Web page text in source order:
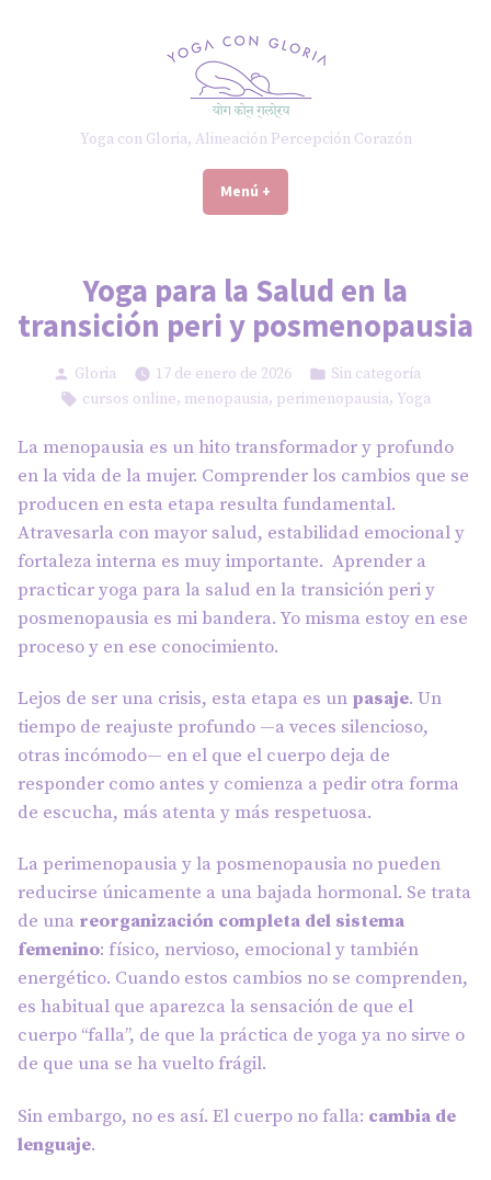
Yoga con Gloria, Alineación Percepción Corazón
Menú +
Yoga para la Salud en la
transición peri y posmenopausia
Publicado
por
Gloria 17 de enero de 2026
Publicado
en
Sin categoría
Etiquetas:
cursos online, menopausia, perimenopausia, Yoga
La menopausia es un hito transformador y profundo
en la vida de la mujer. Comprender los cambios que se
producen en esta etapa resulta fundamental.
Atravesarla con mayor salud, estabilidad emocional y
fortaleza interna es muy importante. Aprender a
practicar yoga para la salud en la transición peri y
posmenopausia es mi bandera. Yo misma estoy en ese
proceso y en ese conocimiento.
Lejos de ser una crisis, esta etapa es un pasaje. Un
tiempo de reajuste profundo —a veces silencioso,
otras incómodo— en el que el cuerpo deja de
responder como antes y comienza a pedir otra forma
de escucha, más atenta y más respetuosa.
La perimenopausia y la posmenopausia no pueden
reducirse únicamente a una bajada hormonal. Se trata
de una reorganización completa del sistema
femenino: físico, nervioso, emocional y también
energético. Cuando estos cambios no se comprenden,
es habitual que aparezca la sensación de que el
cuerpo “falla”, de que la práctica de yoga ya no sirve o
de que una se ha vuelto frágil.
Sin embargo, no es así. El cuerpo no falla: cambia de
lenguaje.